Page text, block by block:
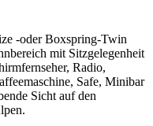
-oder Boxspring-Twin
mit Sitzgelegenheit
Radio,
Safe, Minibar
Sicht auf den